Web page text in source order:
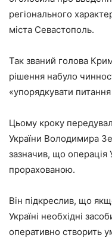
регіонального
міста Севастополь.
Так званий голова
рішення набуло
«упорядкувати
Цьому кроку
України Володимира
зазначив, що операція
прорахованою.
Він підкреслив, що
Україні необхідні
оперативно створить